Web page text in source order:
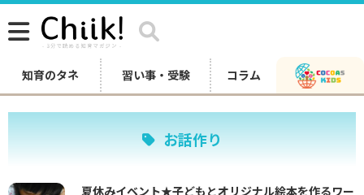
知育のタネ 習い事・受験 コラム
お話作り
夏休みイベント★子どもとオリジナル絵本を作るワー